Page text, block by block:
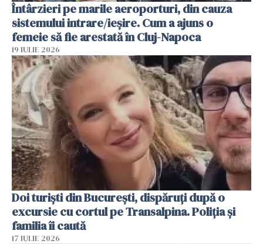
Întârzieri pe marile aeroporturi, din cauza
sistemului intrare/ieșire. Cum a ajuns o
femeie să fie arestată în Cluj-Napoca
19 IULIE 2026
Doi turiști din București, dispăruți după o
excursie cu cortul pe Transalpina. Poliția și
familia îi caută
17 IULIE 2026